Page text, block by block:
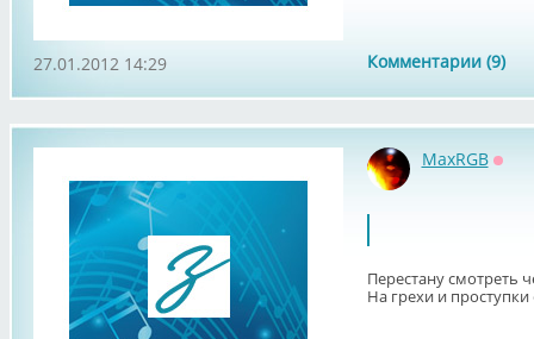
Комментарии (9)
27.01.2012 14:29
MaxRGB
Перестану смотреть
На грехи и проступки